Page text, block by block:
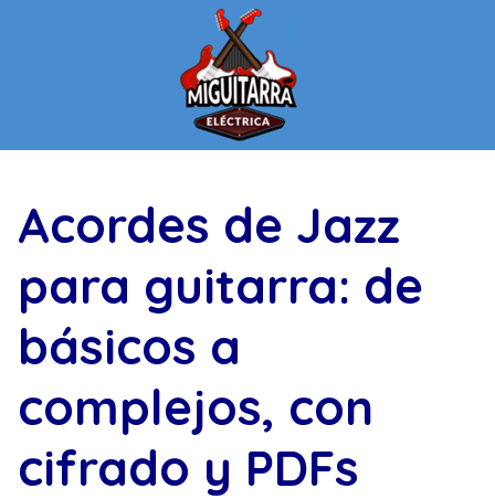
Acordes de Jazz
para guitarra: de
básicos a
complejos, con
cifrado y PDFs